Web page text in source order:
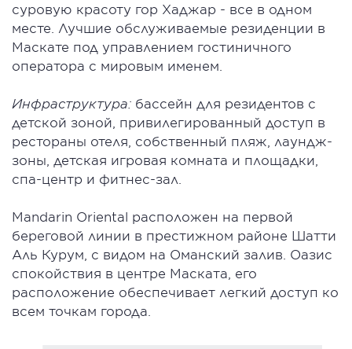
суровую красоту гор Хаджар - все в одном
месте. Лучшие обслуживаемые резиденции в
Маскате под управлением гостиничного
оператора с мировым именем.
Инфраструктура: бассейн для резидентов с
детской зоной, привилегированный доступ в
рестораны отеля, собственный пляж, лаундж-
зоны, детская игровая комната и площадки,
спа-центр и фитнес-зал.
Mandarin Oriental расположен на первой
береговой линии в престижном районе Шатти
Аль Курум, с видом на Оманский залив. Оазис
спокойствия в центре Маската, его
расположение обеспечивает легкий доступ ко
всем точкам города.